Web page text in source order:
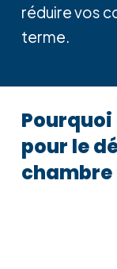
réduire vos
terme.
Pourquoi
pour le
chambre